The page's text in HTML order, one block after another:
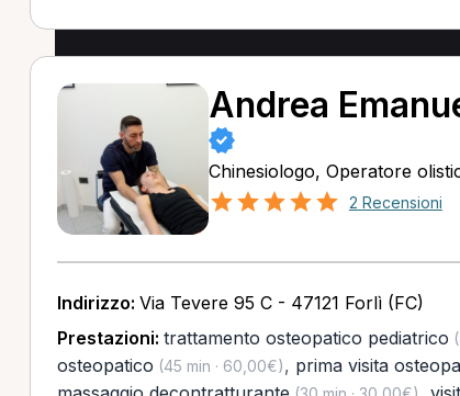
Andrea
Chinesiologo, Operatore
2 Recensioni
Indirizzo: Via Tevere 95 C - 47121 Forlì (FC)
Prestazioni: trattamento osteopatico pediatrico
osteopatico (45 min · 60,00€), prima visita